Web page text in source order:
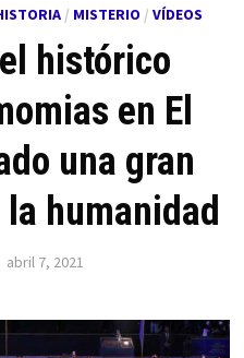
/ MISTERIO / VÍDEOS
histórico
en El
una gran
humanidad
abril 7, 2021